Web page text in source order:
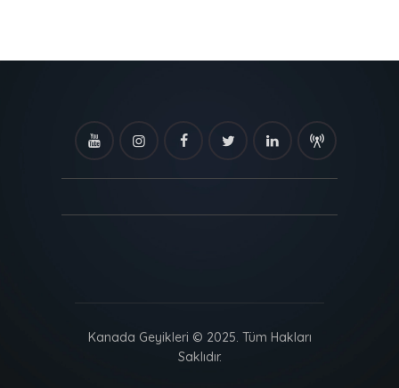
Kanada Geyikleri © 2025. Tüm Hakları
Saklıdır.